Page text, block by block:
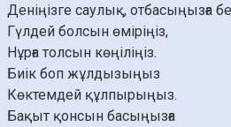
Деніңізге саулық, отбасыңызға
Гүлдей болсын өміріңіз,
Нұрға толсын көңіліңіз.
Биік боп жұлдызыңыз
Көктемдей құлпырыңыз.
Бақыт қонсын басыңызға